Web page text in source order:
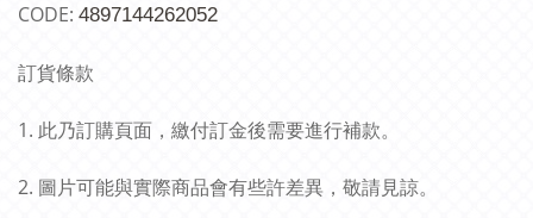
CODE: 4897144262052
訂貨條款
1. 此乃訂購頁面，繳付訂金後需要進行補款。
2. 圖片可能與實際商品會有些許差異，敬請見諒。